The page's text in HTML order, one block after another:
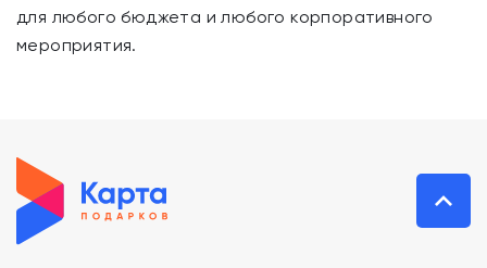
для любого бюджета и любого корпоративного
мероприятия.